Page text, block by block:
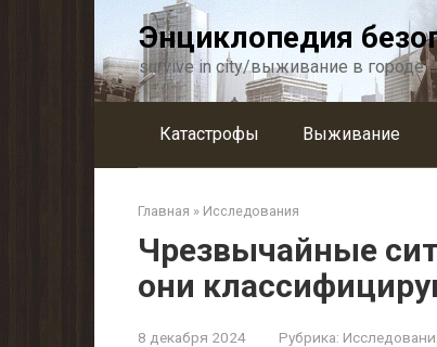
Энциклопедия
survive in city/выживание в городе
Катастрофы Выживание
Главная » Исследования
Чрезвычайные
они
8 декабря 2024 Рубрика: